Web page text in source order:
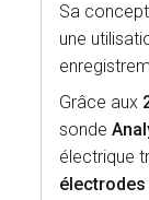
Sa
une
Grâce aux
sonde
électrique